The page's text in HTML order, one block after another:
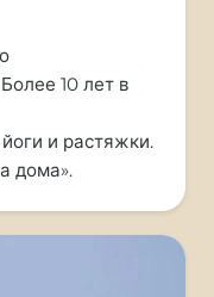
10 лет в
и растяжки.
дома».